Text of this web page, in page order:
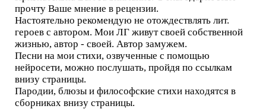
прочту Ваше мнение в рецензии.
Настоятельно рекомендую не отождествлять лит.
героев с автором. Мои ЛГ живут своей собственной
жизнью, автор - своей. Автор замужем.
Песни на мои стихи, озвученные с помощью
нейросети, можно послушать, пройдя по ссылкам
внизу страницы.
Пародии, блюзы и философские стихи находятся в
сборниках внизу страницы.